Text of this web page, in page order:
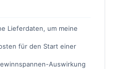
Lieferdaten, um meine
für den Start einer
Auswirkung